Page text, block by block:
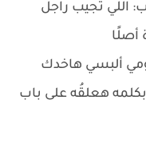
اللي تجيب راجل
أصلًا
ألبسي هاخدك
هعلقُه على باب